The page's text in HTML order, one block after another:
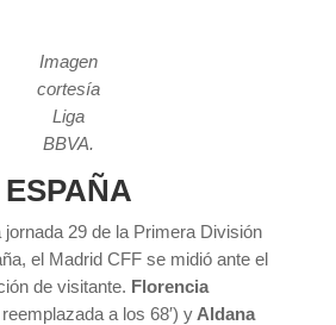
Imagen
cortesía
Liga
BBVA.
ESPAÑA
jornada 29 de la Primera División
el Madrid CFF se midió ante el
de visitante. Florencia
a los 68′) yAldana